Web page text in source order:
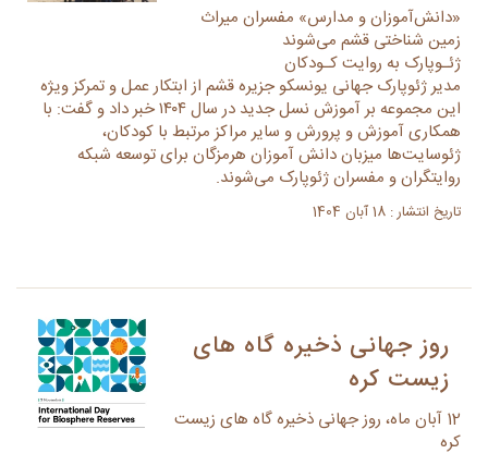
«دانش‌آموزان و مدارس» مفسران میراث
زمین شناختی قشم می‌شوند
ژئـوپارک به روایت کـودکان
مدیر ژئوپارک جهانی یونسکو جزیره قشم از ابتکار عمل و تمرکز ویژه‌
این مجموعه بر آموزش نسل جدید در سال ۱۴۰۴ خبر داد و گفت: با
همکاری آموزش و پرورش و سایر مراکز مرتبط با کودکان،
ژئوسایت‌ها میزبان دانش آموزان هرمزگان برای توسعه شبکه
روایتگران و مفسران ژئوپارک می‌شوند.
تاریخ انتشار : 18 آبان 1404
روز جهانی ذخیره گاه های
زیست کره
12 آبان ماه، روز جهانی ذخیره گاه های زیست
کره